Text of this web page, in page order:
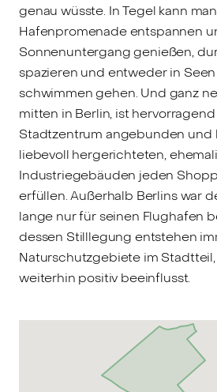
genau wüsste. In Tegel kann
Hafenpromenade entspannen
Sonnenuntergang genießen,
spazieren und entweder in
schwimmen gehen. Und ganz
mitten in Berlin, ist
Stadtzentrum angebunden und
liebevoll hergerichteten,
Industriegebäuden jeden
erfüllen. Außerhalb Berlins war
lange nur für seinen Flughafen
dessen Stilllegung entstehen
Naturschutzgebiete im
weiterhin positiv beeinflusst.